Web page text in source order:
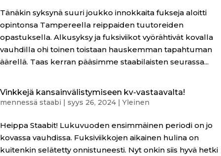
Tänäkin syksynä suuri joukko innokkaita fukseja aloitti
opintonsa Tampereella reippaiden tuutoreiden
opastuksella. Alkusyksy ja fuksiviikot vyörähtivät kovalla
vauhdilla ohi toinen toistaan hauskemman tapahtuman
äärellä. Taas kerran pääsimme staabilaisten seurassa...
Vinkkejä kansainvälistymiseen kv-vastaavalta!
mennessä staabi | syys 26, 2024 | Yleinen
Heippa Staabit! Lukuvuoden ensimmäinen periodi on jo
kovassa vauhdissa. Fuksiviikkojen aikainen hulina on
kuitenkin selätetty onnistuneesti. Nyt onkin siis hyvä hetki